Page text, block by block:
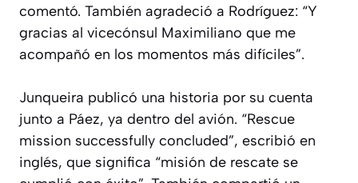
comentó. También agradeció a Rodríguez: “Y
gracias al vicecónsul Maximiliano que me
acompañó en los momentos más difíciles”.
Junqueira publicó una historia por su cuenta
junto a Páez, ya dentro del avión. “Rescue
mission successfully concluded”, escribió en
inglés, que significa “misión de rescate se